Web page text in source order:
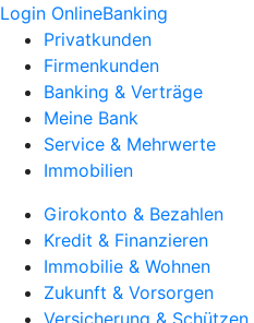
Login OnlineBanking
Privatkunden
Firmenkunden
Banking & Verträge
Meine Bank
Service & Mehrwerte
Immobilien
Girokonto & Bezahlen
Kredit & Finanzieren
Immobilie & Wohnen
Zukunft & Vorsorgen
Versicherung & Schützen